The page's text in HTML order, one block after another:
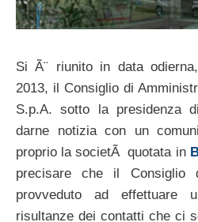
Si Ã¨ riunito in data
2013, il Consiglio di
S.p.A. sotto la presidenza
darne notizia con un
proprio la societÃ quotata in
precisare che il Consiglio
provveduto ad effettuare
risultanze dei contatti che ci